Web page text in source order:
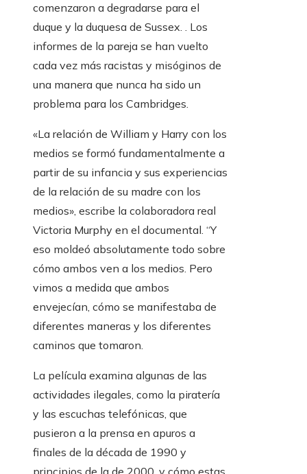
comenzaron a degradarse para el
duque y la duquesa de Sussex. . Los
informes de la pareja se han vuelto
cada vez más racistas y misóginos de
una manera que nunca ha sido un
problema para los Cambridges.
«La relación de William y Harry con los
medios se formó fundamentalmente a
partir de su infancia y sus experiencias
de la relación de su madre con los
medios», escribe la colaboradora real
Victoria Murphy en el documental. “Y
eso moldeó absolutamente todo sobre
cómo ambos ven a los medios. Pero
vimos a medida que ambos
envejecían, cómo se manifestaba de
diferentes maneras y los diferentes
caminos que tomaron.
La película examina algunas de las
actividades ilegales, como la piratería
y las escuchas telefónicas, que
pusieron a la prensa en apuros a
finales de la década de 1990 y